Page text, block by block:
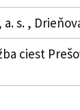
s. ,
ciest